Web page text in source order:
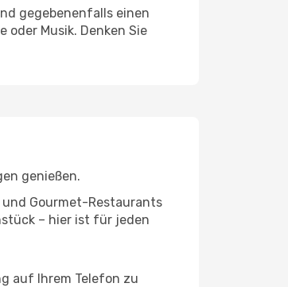
gegebenenfalls einen
Musik. Denken Sie
genießen.
Gourmet-Restaurants
– hier ist für jeden
auf Ihrem Telefon zu